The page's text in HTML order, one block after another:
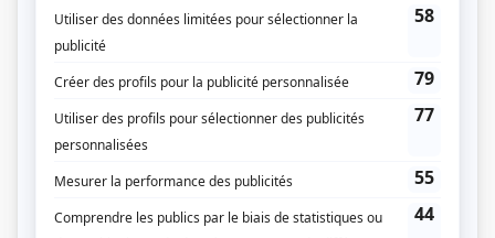
Compagnie de production
Radio-Québec
Diffuseur(s)
Radio-Québec